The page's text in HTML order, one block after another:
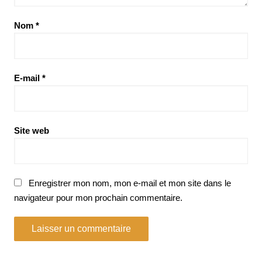
Nom *
E-mail *
Site web
Enregistrer mon nom, mon e-mail et mon site dans le
navigateur pour mon prochain commentaire.